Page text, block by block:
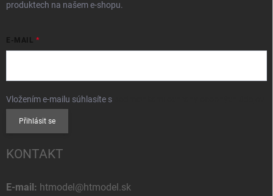
produktech na našem e-shopu.
E-MAIL
Vložením e-mailu súhlasíte s
Přihlásit se
KONTAKT
E-mail: htmodel@htmodel.sk